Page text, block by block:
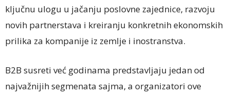
ključnu ulogu u jačanju poslovne zajednice, razvoju
novih partnerstava i kreiranju konkretnih ekonomskih
prilika za kompanije iz zemlje i inostranstva.
B2B susreti već godinama predstavljaju jedan od
najvažnijih segmenata sajma, a organizatori ove